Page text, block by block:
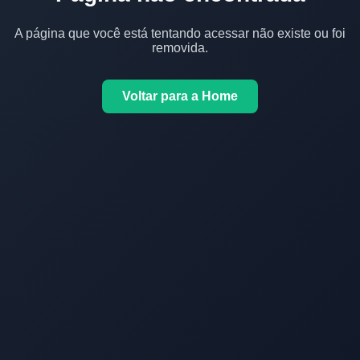
A página que você está tentando acessar não existe ou foi
removida.
Voltar para a Home